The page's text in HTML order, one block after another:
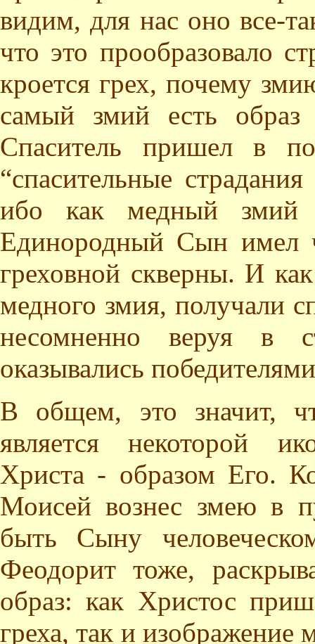
видим, для нас оно все-
что это прообразовало
кроется грех, почему
самый змий есть
Спаситель пришел в
“спасительные
ибо как медный змий
Единородный Сын имел
греховной скверны. И
медного змия, получали
несомненно веруя в
оказывались
В общем, это значит,
является некоторой
Христа - образом Его.
Моисей вознес змею в
быть Сыну
Феодорит тоже,
образ: как Христос
греха, так и изображение